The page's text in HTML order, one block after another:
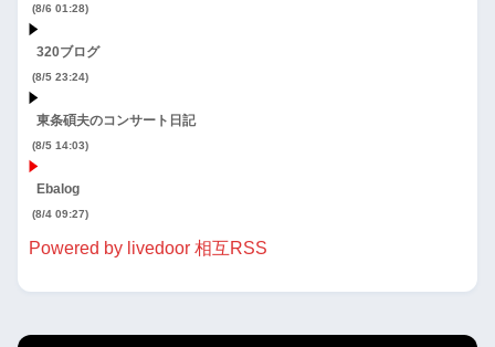
(8/6 01:28)
320ブログ
(8/5 23:24)
東条碩夫のコンサート日記
(8/5 14:03)
Ebalog
(8/4 09:27)
Powered by livedoor 相互RSS